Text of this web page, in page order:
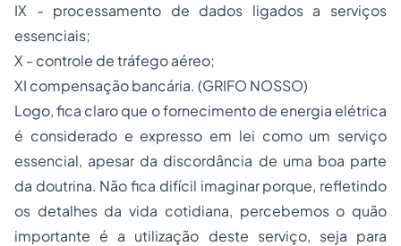
IX - processamento de dados ligados a serviços
essenciais;
X - controle de tráfego aéreo;
XI compensação bancária. (GRIFO NOSSO)
Logo, fica claro que o fornecimento de energia elétrica
é considerado e expresso em lei como um serviço
essencial, apesar da discordância de uma boa parte
da doutrina. Não fica difícil imaginar porque, refletindo
os detalhes da vida cotidiana, percebemos o quão
importante é a utilização deste serviço, seja para